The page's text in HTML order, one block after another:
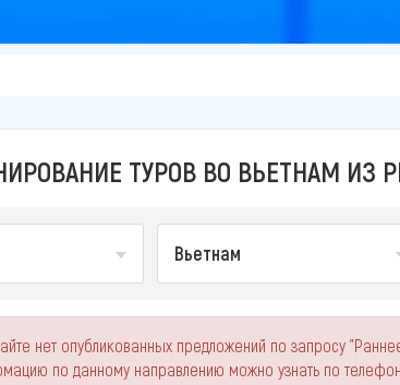
ТУРОВ ВО ВЬЕТНАМ ИЗ
Вьетнам
нет опубликованных предложений по запросу
по данному направлению можно узнать по